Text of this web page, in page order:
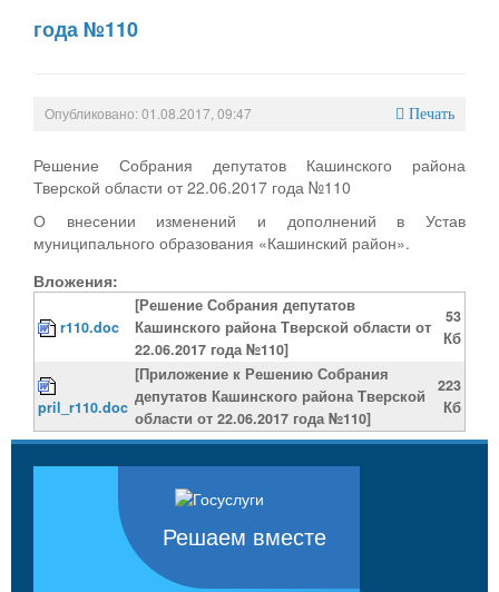
года №110
Опубликовано: 01.08.2017, 09:47 Печать
Решение Собрания депутатов Кашинского района
Тверской области от 22.06.2017 года №110
О внесении изменений и дополнений в Устав
муниципального образования «Кашинский район».
Вложения:
r110.doc
[Решение Собрания депутатов
Кашинского района Тверской области от
22.06.2017 года №110]
53
Кб
pril_r110.doc
[Приложение к Решению Собрания
депутатов Кашинского района Тверской
области от 22.06.2017 года №110]
223
Кб
Решаем вместе